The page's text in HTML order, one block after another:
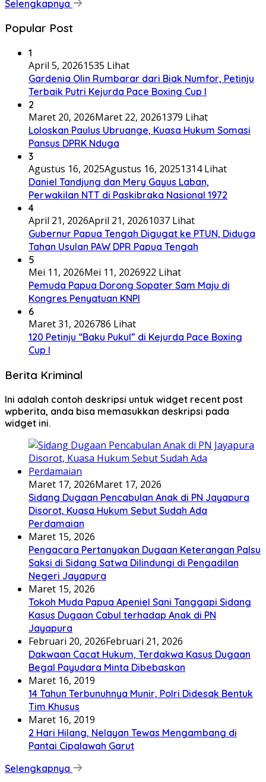
Selengkapnya
Popular Post
1
April 5, 20261535 Lihat
Gardenia Olin Rumbarar dari Biak Numfor, Petinju
Terbaik Putri Kejurda Pace Boxing Cup I
2
Maret 20, 2026Maret 22, 20261379 Lihat
Loloskan Paulus Ubruange, Kuasa Hukum Somasi
Pansus DPRK Nduga
3
Agustus 16, 2025Agustus 16, 20251314 Lihat
Daniel Tandjung dan Mery Gayus Laban,
Perwakilan NTT di Paskibraka Nasional 1972
4
April 21, 2026April 21, 20261037 Lihat
Gubernur Papua Tengah Digugat ke PTUN, Diduga
Tahan Usulan PAW DPR Papua Tengah
5
Mei 11, 2026Mei 11, 2026922 Lihat
Pemuda Papua Dorong Sopater Sam Maju di
Kongres Penyatuan KNPI
6
Maret 31, 2026786 Lihat
120 Petinju “Baku Pukul” di Kejurda Pace Boxing
Cup I
Berita Kriminal
Ini adalah contoh deskripsi untuk widget recent post
wpberita, anda bisa memasukkan deskripsi pada
widget ini.
Maret 17, 2026Maret 17, 2026
Sidang Dugaan Pencabulan Anak di PN Jayapura
Disorot, Kuasa Hukum Sebut Sudah Ada
Perdamaian
Maret 15, 2026
Pengacara Pertanyakan Dugaan Keterangan Palsu
Saksi di Sidang Satwa Dilindungi di Pengadilan
Negeri Jayapura
Maret 15, 2026
Tokoh Muda Papua Apeniel Sani Tanggapi Sidang
Kasus Dugaan Cabul terhadap Anak di PN
Jayapura
Februari 20, 2026Februari 21, 2026
Dakwaan Cacat Hukum, Terdakwa Kasus Dugaan
Begal Payudara Minta Dibebaskan
Maret 16, 2019
14 Tahun Terbunuhnya Munir, Polri Didesak Bentuk
Tim Khusus
Maret 16, 2019
2 Hari Hilang, Nelayan Tewas Mengambang di
Pantai Cipalawah Garut
Selengkapnya